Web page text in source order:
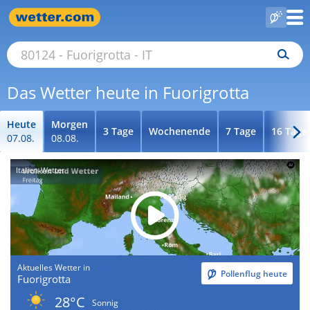
Das Wetter heute in Fuorigrotta
Heute
07.08.
Morgen
08.08.
3 Tage Wochenende 7 Tage 16 Tage
Italien-Wetter
Aktuelles Wetter in
Fuorigrotta Pollenflug heute
28°C
Sonnig